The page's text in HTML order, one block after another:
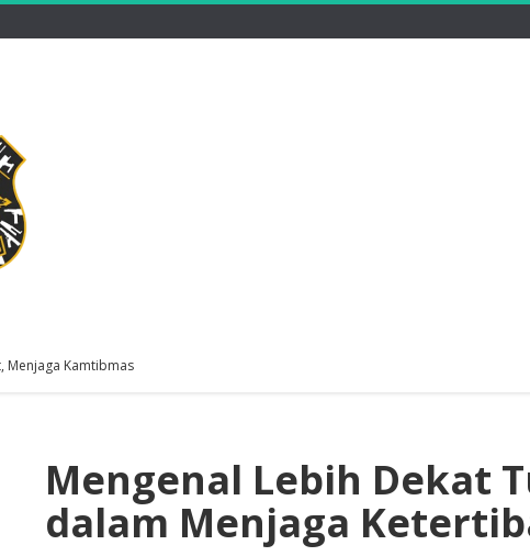
Menjaga Kamtibmas
Mengenal Lebih Dekat
dalam Menjaga